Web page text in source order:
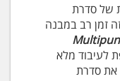
של סדרת
זמן רב במבנה
לעיבוד מלא
את סדרת